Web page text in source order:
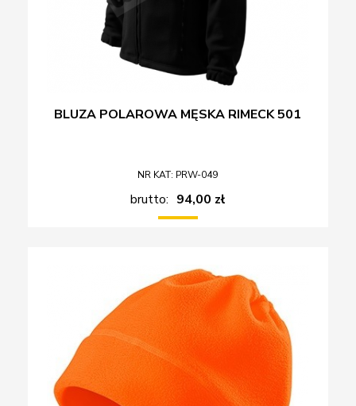
BLUZA POLAROWA MĘSKA RIMECK 501
NR KAT: PRW-049
brutto: 94,00 zł